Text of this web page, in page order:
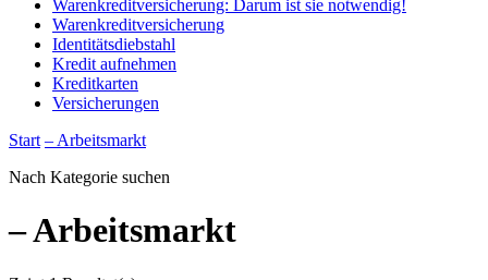
Warenkreditversicherung: Darum ist sie notwendig!
Warenkreditversicherung
Identitätsdiebstahl
Kredit aufnehmen
Kreditkarten
Versicherungen
Start – Arbeitsmarkt
Nach Kategorie suchen
– Arbeitsmarkt